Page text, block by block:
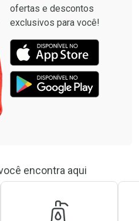
ofertas e descontos
exclusivos para você!
encontra aqui